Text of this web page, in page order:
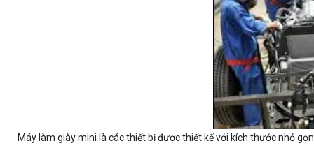
Máy làm giày mini là các thiết bị được thiết kế với kích thước nhỏ